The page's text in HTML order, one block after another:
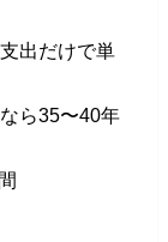
出だけで単
ら35〜40年